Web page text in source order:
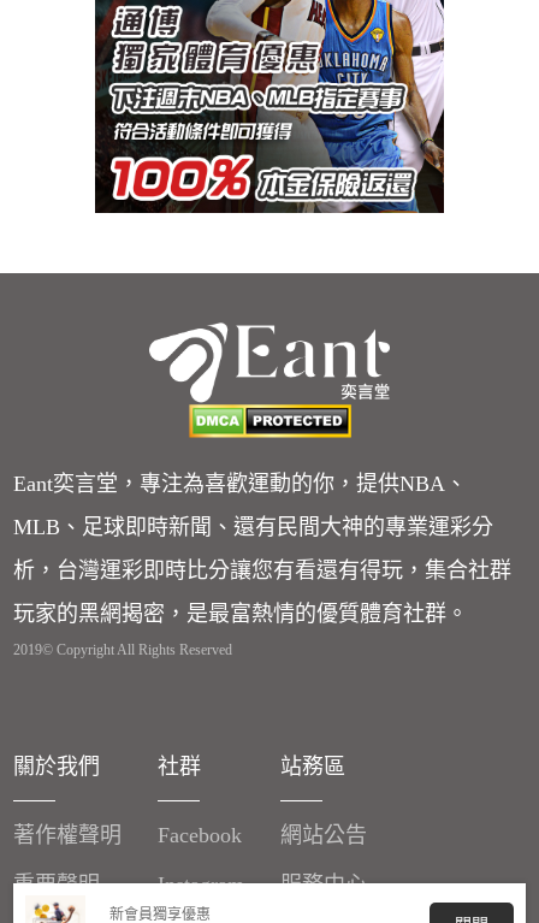
新會員獨享優惠
Eant奕言堂，專注為喜歡運動的你，提供NBA、
MLB、足球即時新聞、還有民間大神的專業運彩分
析，台灣運彩即時比分讓您有看還有得玩，集合社群
玩家的黑網揭密，是最富熱情的優質體育社群。
2019© Copyright All Rights Reserved
關於我們
著作權聲明
重要聲明
社群
Facebook
Instagram
站務區
網站公告
服務中心